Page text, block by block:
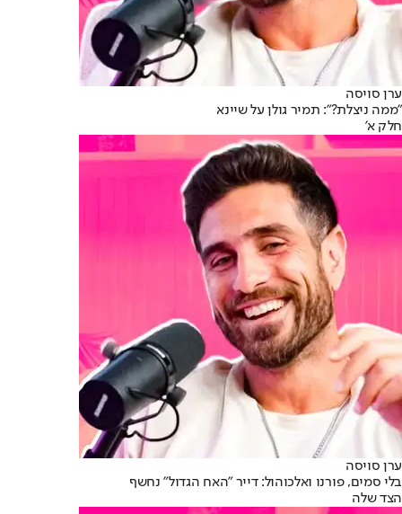
ערן סויסה
"ממה ניצלת?": תמיר גולן על שיינא
חלק א'
ערן סויסה
בלי סמים, פורנו ואלכוהול: דייר "האח הגדול" נחשף
הצד שלה